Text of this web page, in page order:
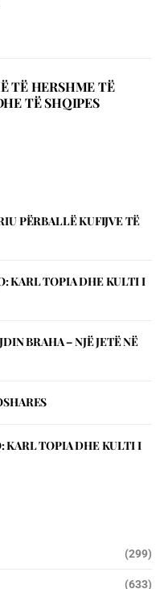
TË HERSHME TË
TË SHQIPES
PЁRBALLЁ KUFIJVE TЁ
KARL TOPIA DHE KULTI I
BRAHA – NJЁ JETЁ NЁ
KARL TOPIA DHE KULTI I
(299)
(633)